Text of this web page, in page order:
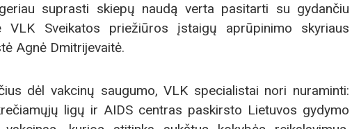
suprasti skiepų naudą verta pasitarti su gydančiu
VLK Sveikatos priežiūros įstaigų aprūpinimo skyriaus
Agnė Dmitrijevaitė.
dėl vakcinų saugumo, VLK specialistai nori nuraminti:
ligų ir AIDS centras paskirsto Lietuvos gydymo